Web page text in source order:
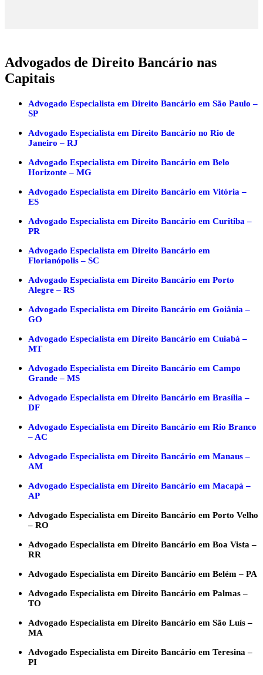
Advogados de Direito Bancário nas
Capitais
Advogado Especialista em Direito Bancário em São Paulo –
SP
Advogado Especialista em Direito Bancário no Rio de
Janeiro – RJ
Advogado Especialista em Direito Bancário em Belo
Horizonte – MG
Advogado Especialista em Direito Bancário em Vitória –
ES
Advogado Especialista em Direito Bancário em Curitiba –
PR
Advogado Especialista em Direito Bancário em
Florianópolis – SC
Advogado Especialista em Direito Bancário em Porto
Alegre – RS
Advogado Especialista em Direito Bancário em Goiânia –
GO
Advogado Especialista em Direito Bancário em Cuiabá –
MT
Advogado Especialista em Direito Bancário em Campo
Grande – MS
Advogado Especialista em Direito Bancário em Brasília –
DF
Advogado Especialista em Direito Bancário em Rio Branco
– AC
Advogado Especialista em Direito Bancário em Manaus –
AM
Advogado Especialista em Direito Bancário em Macapá –
AP
Advogado Especialista em Direito Bancário em Porto Velho
– RO
Advogado Especialista em Direito Bancário em Boa Vista –
RR
Advogado Especialista em Direito Bancário em Belém – PA
Advogado Especialista em Direito Bancário em Palmas –
TO
Advogado Especialista em Direito Bancário em São Luís –
MA
Advogado Especialista em Direito Bancário em Teresina –
PI